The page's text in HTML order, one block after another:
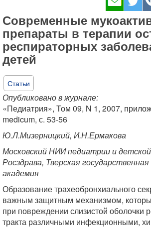
Современные
препараты в терапии
респираторных
детей
Статьи
Опубликовано в журнале:
«Педиатрия», Том 09, N 1, 2007,
medicum, с. 53-56
Ю.Л.Мизерницкий, И.Н.Ермакова
Московский НИИ педиатрии и детской
Росздрава, Тверская
академия
Образование трахеобронхиального
важным защитным механизмом,
при повреждении слизистой оболочки
тракта различными инфекционными,